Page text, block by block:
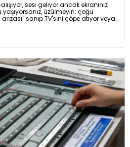
sesi geliyor ancak ekranınız
yaşıyorsanız, üzülmeyin; çoğu
sanıp TV'sini çöpe atıyor veya
sorun sadece arka aydınlatma